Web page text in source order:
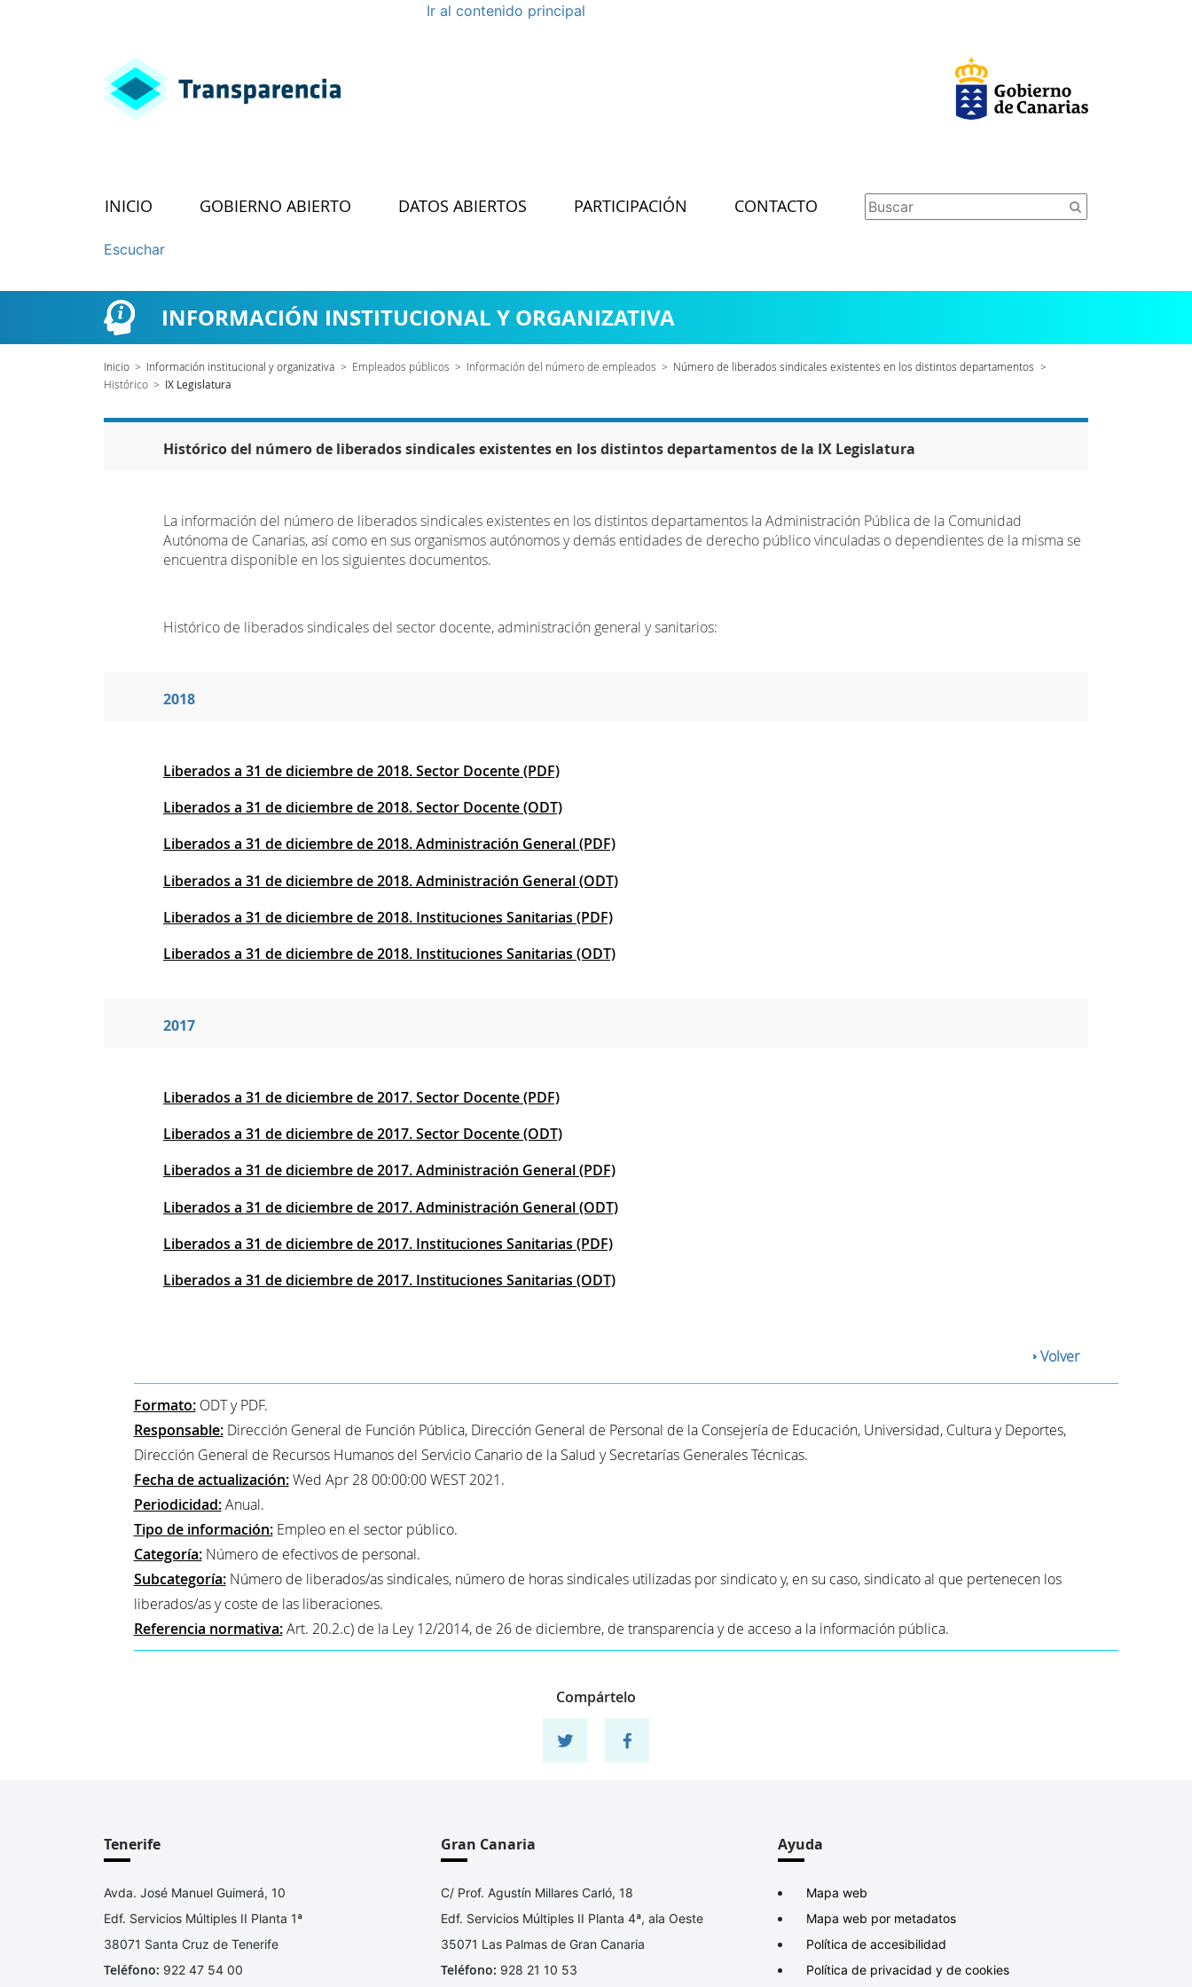
Ir al contenido principal
INICIO GOBIERNO ABIERTO DATOS ABIERTOS PARTICIPACIÓN CONTACTO
Escuchar
INFORMACIÓN INSTITUCIONAL Y ORGANIZATIVA
Inicio > Información institucional y organizativa > Empleados públicos > Información del número de empleados > Número de liberados sindicales existentes en los distintos departamentos >
Histórico > IX Legislatura
Histórico del número de liberados sindicales existentes en los distintos departamentos de la IX Legislatura
La información del número de liberados sindicales existentes en los distintos departamentos la Administración Pública de la Comunidad
Autónoma de Canarias, así como en sus organismos autónomos y demás entidades de derecho público vinculadas o dependientes de la misma se
encuentra disponible en los siguientes documentos.
Histórico de liberados sindicales del sector docente, administración general y sanitarios:
2018
Liberados a 31 de diciembre de 2018. Sector Docente (PDF)
Liberados a 31 de diciembre de 2018. Sector Docente (ODT)
Liberados a 31 de diciembre de 2018. Administración General (PDF)
Liberados a 31 de diciembre de 2018. Administración General (ODT)
Liberados a 31 de diciembre de 2018. Instituciones Sanitarias (PDF)
Liberados a 31 de diciembre de 2018. Instituciones Sanitarias (ODT)
2017
Liberados a 31 de diciembre de 2017. Sector Docente (PDF)
Liberados a 31 de diciembre de 2017. Sector Docente (ODT)
Liberados a 31 de diciembre de 2017. Administración General (PDF)
Liberados a 31 de diciembre de 2017. Administración General (ODT)
Liberados a 31 de diciembre de 2017. Instituciones Sanitarias (PDF)
Liberados a 31 de diciembre de 2017. Instituciones Sanitarias (ODT)
Volver
Formato:ODT y PDF.
Responsable:Dirección General de Función Pública, Dirección General de Personal de la Consejería de Educación, Universidad, Cultura y Deportes,
Dirección General de Recursos Humanos del Servicio Canario de la Salud y Secretarías Generales Técnicas.
Fecha de actualización:Wed Apr 28 00:00:00 WEST 2021.
Periodicidad:Anual.
Tipo de información:Empleo en el sector público.
Categoría:Número de efectivos de personal.
Subcategoría:Número de liberados/as sindicales, número de horas sindicales utilizadas por sindicato y, en su caso, sindicato al que pertenecen los
liberados/as y coste de las liberaciones.
Referencia normativa:Art. 20.2.c) de la Ley 12/2014, de 26 de diciembre, de transparencia y de acceso a la información pública.
Compártelo
Tenerife
Avda. José Manuel Guimerá, 10
Edf. Servicios Múltiples II Planta 1ª
38071 Santa Cruz de Tenerife
Teléfono: 922 47 54 00
Gran Canaria
C/ Prof. Agustín Millares Carló, 18
Edf. Servicios Múltiples II Planta 4ª, ala Oeste
35071 Las Palmas de Gran Canaria
Teléfono: 928 21 10 53
Ayuda
Mapa web
Mapa web por metadatos
Política de accesibilidad
Política de privacidad y de cookies